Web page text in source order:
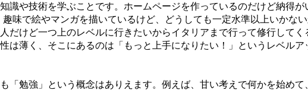
や技術を学ぶことです。ホームページを作っているのだけど納得が
味で絵やマンガを描いているけど、どうしても一定水準以上いかな
だけど一つ上のレベルに行きたいからイタリアまで行って修行してく
は薄く、そこにあるのは「もっと上手になりたい！」というレベルア
勉強」という概念はありえます。例えば、甘い考えで何かを始めて